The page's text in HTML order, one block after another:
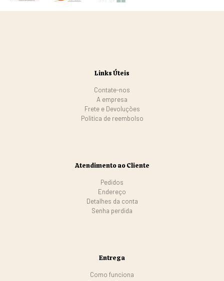
Links Úteis
Contate-nos
A empresa
Frete e Devoluções
Politica de reembolso
Atendimento ao Cliente
Pedidos
Endereço
Detalhes da conta
Senha perdida
Entrega
Como funciona